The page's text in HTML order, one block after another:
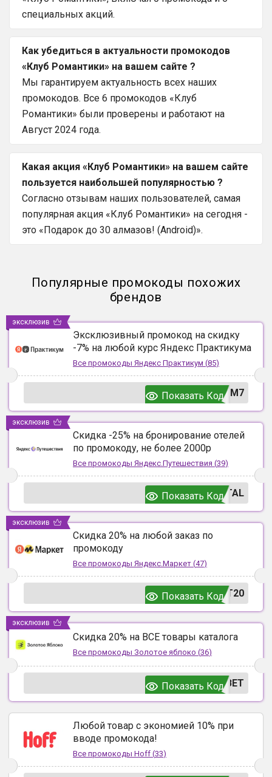
специальных акций.
Как убедиться в актуальности промокодов
«Клуб Романтики» на вашем сайте ?
Мы гарантируем актуальность всех наших
промокодов. Все 6 промокодов «Клуб
Романтики» были проверены и работают на
Август 2024 года.
Какая акция «Клуб Романтики» на вашем сайте
пользуется наибольшей популярностью ?
Согласно отзывам наших пользователей, самая
популярная акция «Клуб Романтики» на сегодня -
это «Подарок до 30 алмазов! (Android)».
Популярные промокоды похожих
брендов
Эксклюзивный промокод на скидку
-7% на любой курс Яндекс Практикума
Все промокоды Яндекс Практикум (85)
UM7
Показать Код
эксклюзив
Скидка -25% на бронирование отелей
по промокоду, не более 2000р
Все промокоды Яндекс.Путешествия (39)
TAL
Показать Код
эксклюзив
Скидка 20% на любой заказ по
промокоду
Все промокоды Яндекс.Маркет (47)
T20
Показать Код
эксклюзив
Скидка 20% на ВСЕ товары каталога
Все промокоды Золотое яблоко (36)
ВЕТ
Показать Код
эксклюзив
Любой товар с экономией 10% при
вводе промокода!
Все промокоды Hoff (33)